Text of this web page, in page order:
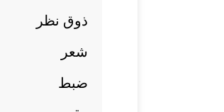
ذوق نظر
شعر
ضبط